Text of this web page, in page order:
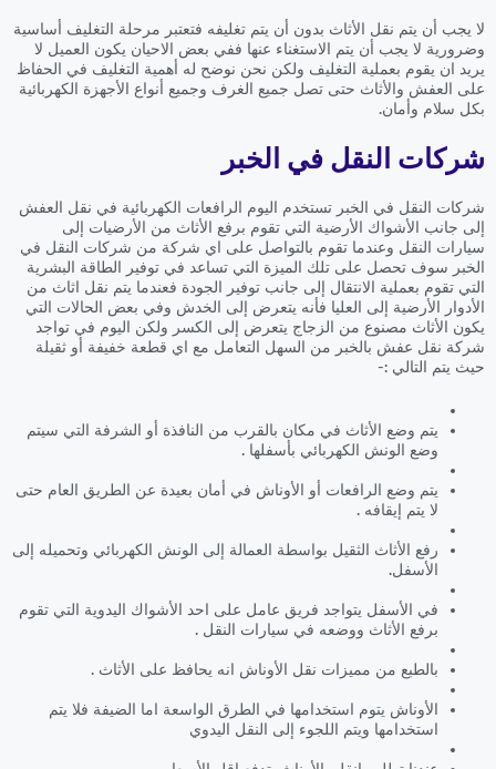
لا يجب أن يتم نقل الأثاث بدون أن يتم تغليفه فتعتبر مرحلة التغليف أساسية
وضرورية لا يجب أن يتم الاستغناء عنها ففي بعض الاحيان يكون العميل لا
يريد ان يقوم بعملية التغليف ولكن نحن نوضح له أهمية التغليف في الحفاظ
على العفش والأثاث حتى تصل جميع الغرف وجميع أنواع الأجهزة الكهربائية
بكل سلام وأمان.
شركات النقل في الخبر
شركات النقل في الخبر تستخدم اليوم الرافعات الكهربائية في نقل العفش
إلى جانب الأشواك الأرضية التي تقوم برفع الأثاث من الأرضيات إلى
سيارات النقل وعندما تقوم بالتواصل على اي شركة من شركات النقل في
الخبر سوف تحصل على تلك الميزة التي تساعد في توفير الطاقة البشرية
التي تقوم بعملية الانتقال إلى جانب توفير الجودة فعندما يتم نقل اثاث من
الأدوار الأرضية إلى العليا فأنه يتعرض إلى الخدش وفي بعض الحالات التي
يكون الأثاث مصنوع من الزجاج يتعرض إلى الكسر ولكن اليوم في تواجد
شركة نقل عفش بالخبر من السهل التعامل مع اي قطعة خفيفة أو ثقيلة
حيث يتم التالي :-
يتم وضع الأثاث في مكان بالقرب من النافذة أو الشرفة التي سيتم
وضع الونش الكهربائي بأسفلها .
يتم وضع الرافعات أو الأوناش في أمان بعيدة عن الطريق العام حتى
لا يتم إيقافه .
رفع الأثاث الثقيل بواسطة العمالة إلى الونش الكهربائي وتحميله إلى
الأسفل.
في الأسفل يتواجد فريق عامل على احد الأشواك اليدوية التي تقوم
برفع الأثاث ووضعه في سيارات النقل .
بالطبع من مميزات نقل الأوناش انه يحافظ على الأثاث .
الأوناش يتوم استخدامها في الطرق الواسعة اما الضيفة فلا يتم
استخدامها ويتم اللجوء إلى النقل اليدوي